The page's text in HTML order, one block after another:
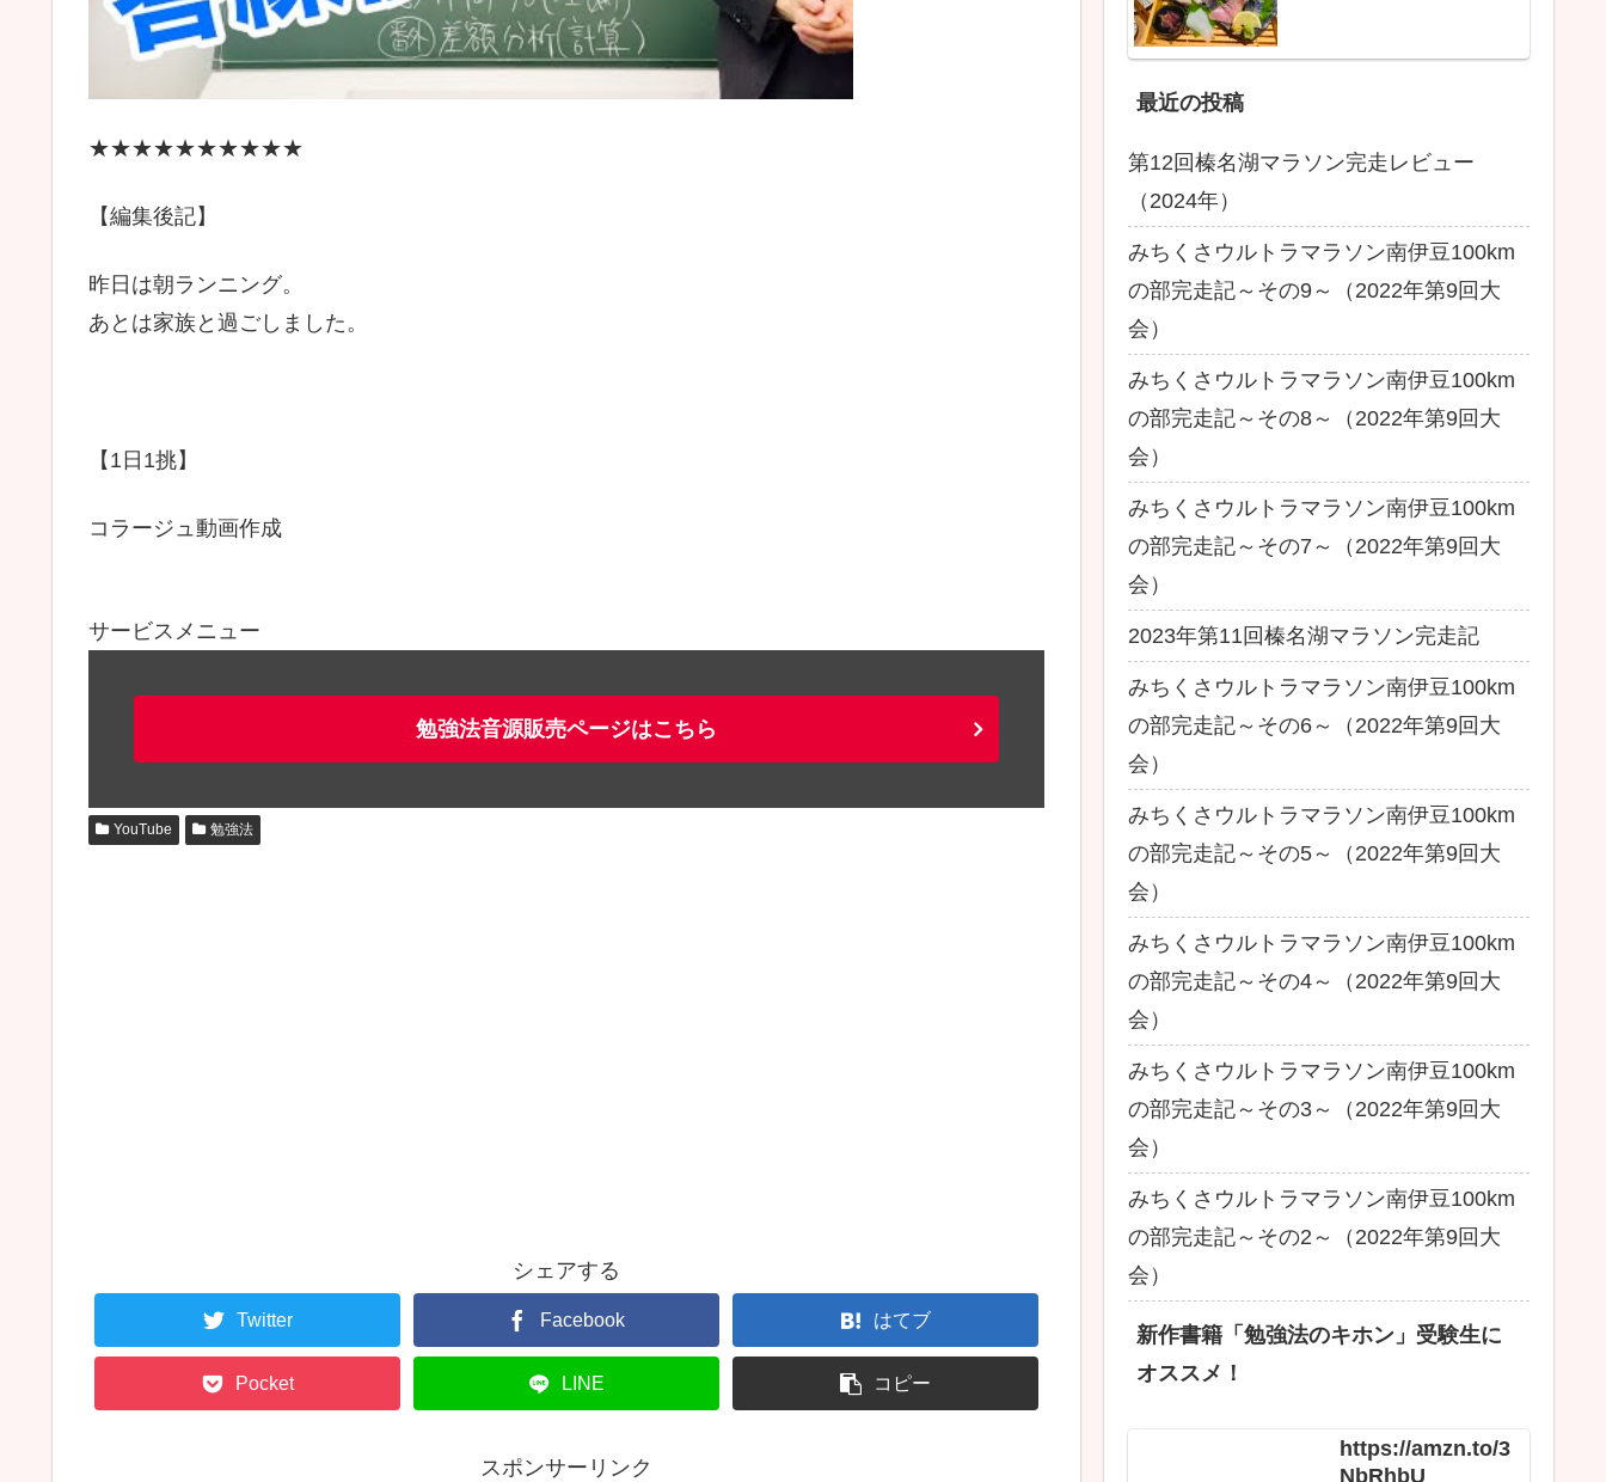
★★★★★★★★★★
【編集後記】
昨日は朝ランニング。
あとは家族と過ごしました。
【1日1挑】
コラージュ動画作成
サービスメニュー
勉強法音源販売ページはこちら
YouTube 勉強法
シェアする
Twitter Facebook はてブ
Pocket LINE コピー
スポンサーリンク
最近の投稿
第12回榛名湖マラソン完走レビュー
（2024年）
みちくさウルトラマラソン南伊豆100km
の部完走記～その9～（2022年第9回大
会）
みちくさウルトラマラソン南伊豆100km
の部完走記～その8～（2022年第9回大
会）
みちくさウルトラマラソン南伊豆100km
の部完走記～その7～（2022年第9回大
会）
2023年第11回榛名湖マラソン完走記
みちくさウルトラマラソン南伊豆100km
の部完走記～その6～（2022年第9回大
会）
みちくさウルトラマラソン南伊豆100km
の部完走記～その5～（2022年第9回大
会）
みちくさウルトラマラソン南伊豆100km
の部完走記～その4～（2022年第9回大
会）
みちくさウルトラマラソン南伊豆100km
の部完走記～その3～（2022年第9回大
会）
みちくさウルトラマラソン南伊豆100km
の部完走記～その2～（2022年第9回大
会）
新作書籍「勉強法のキホン」受験生に
オススメ！
https://amzn.to/3
NbRhbU